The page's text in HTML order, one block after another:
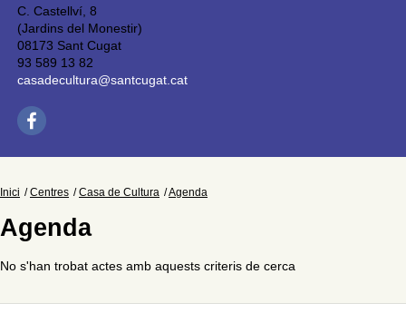
C. Castellví, 8
(Jardins del Monestir)
08173 Sant Cugat
93 589 13 82
casadecultura@santcugat.cat
Inici Centres Casa de Cultura Agenda
Agenda
No s'han trobat actes amb aquests criteris de cerca